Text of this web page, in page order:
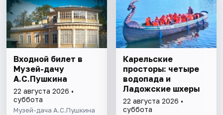
Входной билет в
Музей-дачу
А.С.Пушкина
22 августа 2026 •
суббота
Музей-дача А.С.Пушкина
Карельские
просторы: четыре
водопада и
Ладожские шхеры
22 августа 2026 •
суббота